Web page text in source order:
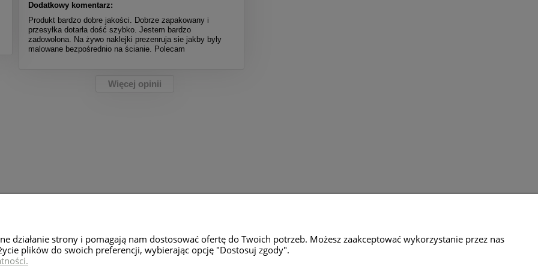
Dodatkowy komentarz:
Produkt bardzo dobre jakości. Dobrze zapakowany i
przesyłka dotarła dość szybko. Jestem bardzo
zadowolona. Na żywo naklejki prezenruja sie jakby byly
malowane bezpośrednio na ścianie. Polecam
Więcej opinii
Twoje zamówienia
Zwroty towaru
ul.Motylkowa 65g
działanie strony i pomagają nam dostosować ofertę do Twoich potrzeb. Możesz zaakceptować wykorzystanie przez nas
plików do swoich preferencji, wybierając opcję "Dostosuj zgody".